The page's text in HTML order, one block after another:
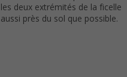
les deux extrémités de la ficelle
aussi près du sol que possible.